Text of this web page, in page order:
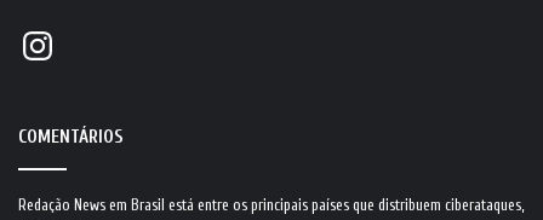
Instagram
COMENTÁRIOS
Redação News em Brasil está entre os principais países que distribuem ciberataques,